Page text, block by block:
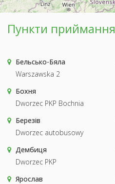
Пункти приймання
Бельсько-Бяла
Warszawska 2
Бохня
Dworzec PKP Bochnia
Березів
Dworzec autobusowy
Дембиця
Dworzec PKP
Ярослав